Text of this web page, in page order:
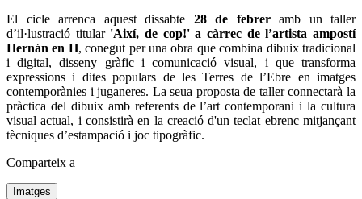
El cicle arrenca aquest dissabte 28 de febreramb un taller
d’il·lustració titular 'Així, de cop!' a càrrec de l’artista ampostí
Hernán en H, conegut per una obra que combina dibuix tradicional
i digital, disseny gràfic i comunicació visual, i que transforma
expressions i dites populars de les Terres de l’Ebre en imatges
contemporànies i juganeres. La seua proposta de taller connectarà la
pràctica del dibuix amb referents de l’art contemporani i la cultura
visual actual, i consistirà en la creació d'un teclat ebrenc mitjançant
tècniques d’estampació i joc tipogràfic.
Comparteix a
Imatges